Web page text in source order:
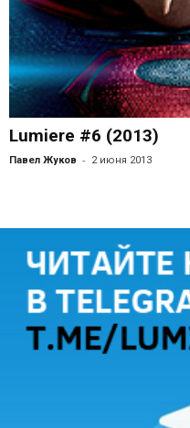
Lumiere #6 (2013)
Павел Жуков - 2 июня 2013